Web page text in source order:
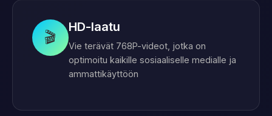
🎬
HD-laatu
Vie terävät 768P-videot, jotka on
optimoitu kaikille sosiaaliselle medialle ja
ammattikäyttöön